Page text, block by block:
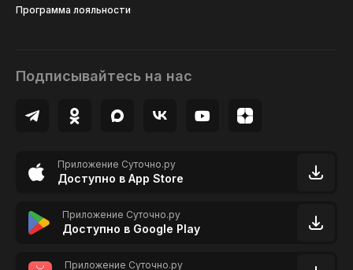
Программа лояльности
Подписывайтесь на нас
Приложение Суточно.ру
Доступно в App Store
Приложение Суточно.ру
Доступно в Google Play
Приложение Суточно.ру